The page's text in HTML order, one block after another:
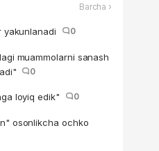
Barcha ›
yakunlanadi 0
muammolarni sanash
0
loyiq edik" 0
osonlikcha ochko